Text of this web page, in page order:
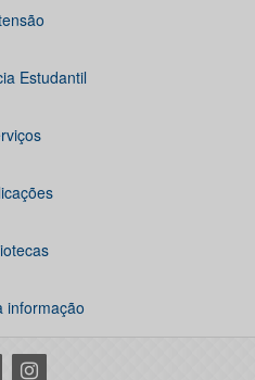
Estudantil
informação
Instagram